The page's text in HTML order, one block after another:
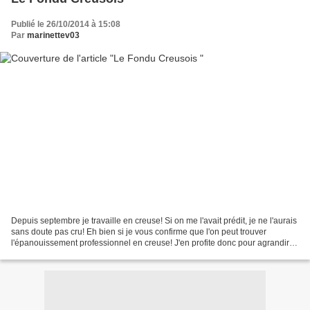
Publié le 26/10/2014 à 15:08
Par marinettev03
Depuis septembre je travaille en creuse! Si on me l'avait prédit, je ne l'aurais
sans doute pas cru! Eh bien si je vous confirme que l'on peut trouver
l'épanouissement professionnel en creuse! J'en profite donc pour agrandir